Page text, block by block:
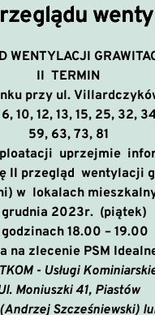
WENTYLACJI
II TERMIN
przy ul.
6, 10, 12, 13, 15, 25, 32,
59, 63, 73, 81
uprzejmie
II przegląd wentylacji
w lokalach
grudnia 2023r. (piątek)
18.00 – 19.00
na zlecenie PSM
- Usługi
Moniuszki 41, Piastów
Szcześniewski)